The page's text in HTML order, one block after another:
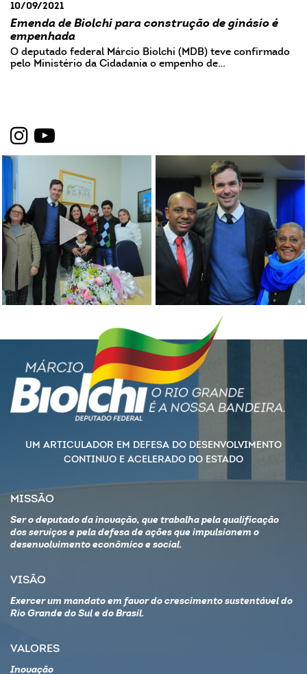
10/09/2021
Emenda de Biolchi para construção de ginásio é
empenhada
O deputado federal Márcio Biolchi (MDB) teve confirmado
pelo Ministério da Cidadania o empenho de…
UM ARTICULADOR EM DEFESA DO DESENVOLVIMENTO
CONTINUO E ACELERADO DO ESTADO
MISSÃO
Ser o deputado da inovação, que trabalha pela qualificação
dos serviços e pela defesa de ações que impulsionem o
desenvolvimento econômico e social.
VISÃO
Exercer um mandato em favor do crescimento sustentável do
Rio Grande do Sul e do Brasil.
VALORES
Inovação